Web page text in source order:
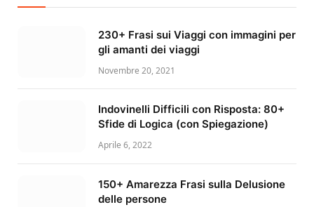
230+ Frasi sui Viaggi con immagini per
gli amanti dei viaggi
Novembre 20, 2021
Indovinelli Difficili con Risposta: 80+
Sfide di Logica (con Spiegazione)
Aprile 6, 2022
150+ Amarezza Frasi sulla Delusione
delle persone